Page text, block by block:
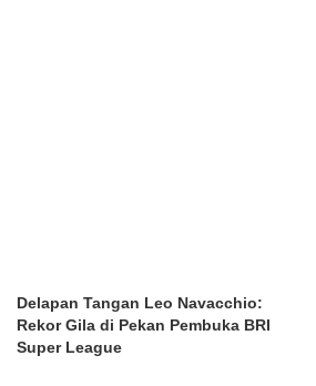
Delapan Tangan Leo Navacchio:
Rekor Gila di Pekan Pembuka BRI
Super League